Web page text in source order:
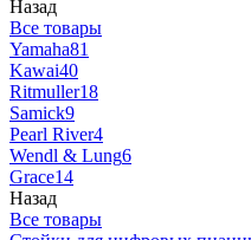
Назад
Все товары
Yamaha81
Kawai40
Ritmuller18
Samick9
Pearl River4
Wendl & Lung6
Grace14
Назад
Все товары